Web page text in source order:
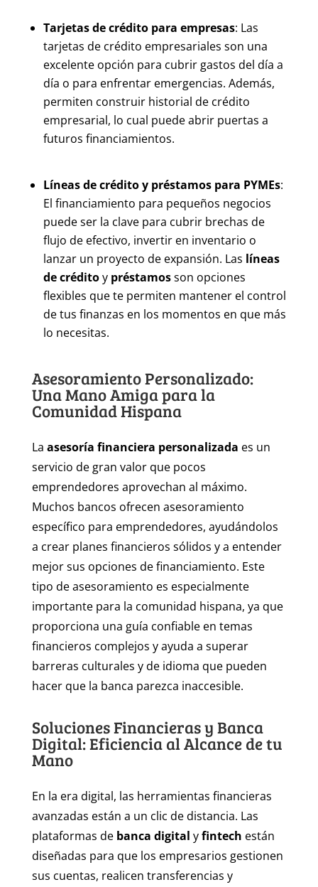
Tarjetas de crédito para empresas: Las
tarjetas de crédito empresariales son una
excelente opción para cubrir gastos del día a
día o para enfrentar emergencias. Además,
permiten construir historial de crédito
empresarial, lo cual puede abrir puertas a
futuros financiamientos.
Líneas de crédito y préstamos para PYMEs:
El financiamiento para pequeños negocios
puede ser la clave para cubrir brechas de
flujo de efectivo, invertir en inventario o
lanzar un proyecto de expansión. Las líneas
de créditoy préstamosson opciones
flexibles que te permiten mantener el control
de tus finanzas en los momentos en que más
lo necesitas.
Asesoramiento Personalizado:
Una Mano Amiga para la
Comunidad Hispana
La asesoría financiera personalizada es un
servicio de gran valor que pocos
emprendedores aprovechan al máximo.
Muchos bancos ofrecen asesoramiento
específico para emprendedores, ayudándolos
a crear planes financieros sólidos y a entender
mejor sus opciones de financiamiento. Este
tipo de asesoramiento es especialmente
importante para la comunidad hispana, ya que
proporciona una guía confiable en temas
financieros complejos y ayuda a superar
barreras culturales y de idioma que pueden
hacer que la banca parezca inaccesible.
Soluciones Financieras y Banca
Digital: Eficiencia al Alcance de tu
Mano
En la era digital, las herramientas financieras
avanzadas están a un clic de distancia. Las
plataformas de banca digital yfintech están
diseñadas para que los empresarios gestionen
sus cuentas, realicen transferencias y